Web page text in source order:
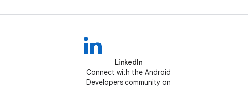
LinkedIn
Connect with the Android
Developers community on